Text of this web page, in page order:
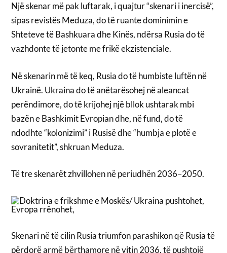
Një skenar më pak luftarak, i quajtur “skenari i inercisë”,
sipas revistës Meduza, do të ruante dominimin e
Shteteve të Bashkuara dhe Kinës, ndërsa Rusia do të
vazhdonte të jetonte me frikë ekzistenciale.
Në skenarin më të keq, Rusia do të humbiste luftën në
Ukrainë. Ukraina do të anëtarësohej në aleancat
perëndimore, do të krijohej një bllok ushtarak mbi
bazën e Bashkimit Evropian dhe, në fund, do të
ndodhte “kolonizimi” i Rusisë dhe “humbja e plotë e
sovranitetit”, shkruan Meduza.
Të tre skenarët zhvillohen në periudhën 2036–2050.
Skenari në të cilin Rusia triumfon parashikon që Rusia të
përdorë armë bërthamore në vitin 2036, të pushtojë